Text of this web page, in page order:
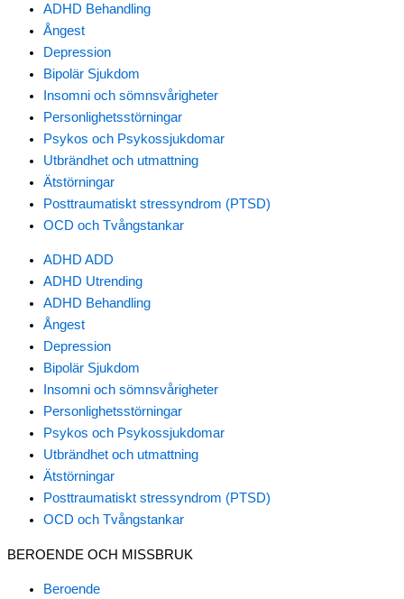
ADHD Behandling
Ångest
Depression
Bipolär Sjukdom
Insomni och sömnsvårigheter
Personlighetsstörningar
Psykos och Psykossjukdomar
Utbrändhet och utmattning
Ätstörningar
Posttraumatiskt stressyndrom (PTSD)
OCD och Tvångstankar
ADHD ADD
ADHD Utrending
ADHD Behandling
Ångest
Depression
Bipolär Sjukdom
Insomni och sömnsvårigheter
Personlighetsstörningar
Psykos och Psykossjukdomar
Utbrändhet och utmattning
Ätstörningar
Posttraumatiskt stressyndrom (PTSD)
OCD och Tvångstankar
BEROENDE OCH MISSBRUK
Beroende